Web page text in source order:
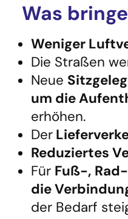
Was
Weniger
Die Straßen
Neue
um die
erhöhen.
Der
Reduziertes
Für Fuß-,
die
der Bedarf